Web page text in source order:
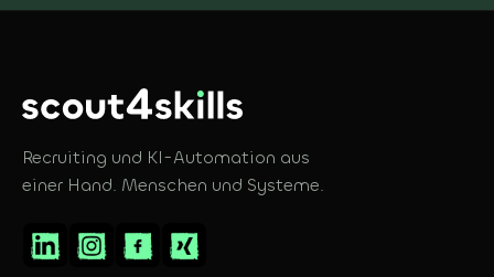
Recruiting und KI-Automation aus
einer Hand. Menschen und Systeme.